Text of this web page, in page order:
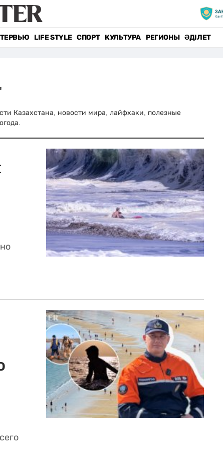
LIFE STYLE СПОРТ КУЛЬТУРА РЕГИОНЫ ӘДІЛЕТ
Казахстана, новости мира, лайфхаки, полезные